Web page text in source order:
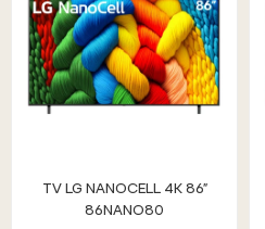
TV LG NANOCELL 4K 86"
86NANO80